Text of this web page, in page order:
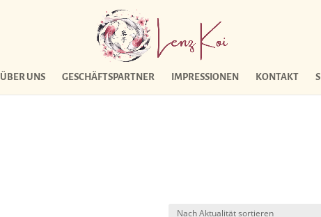
ÜBER UNS GESCHÄFTSPARTNER IMPRESSIONEN KONTAKT